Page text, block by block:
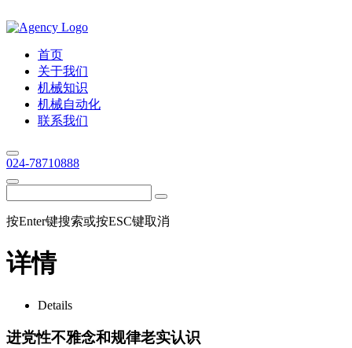
首页
关于我们
机械知识
机械自动化
联系我们
024-78710888
按Enter键搜索或按ESC键取消
详情
Details
进党性不雅念和规律老实认识